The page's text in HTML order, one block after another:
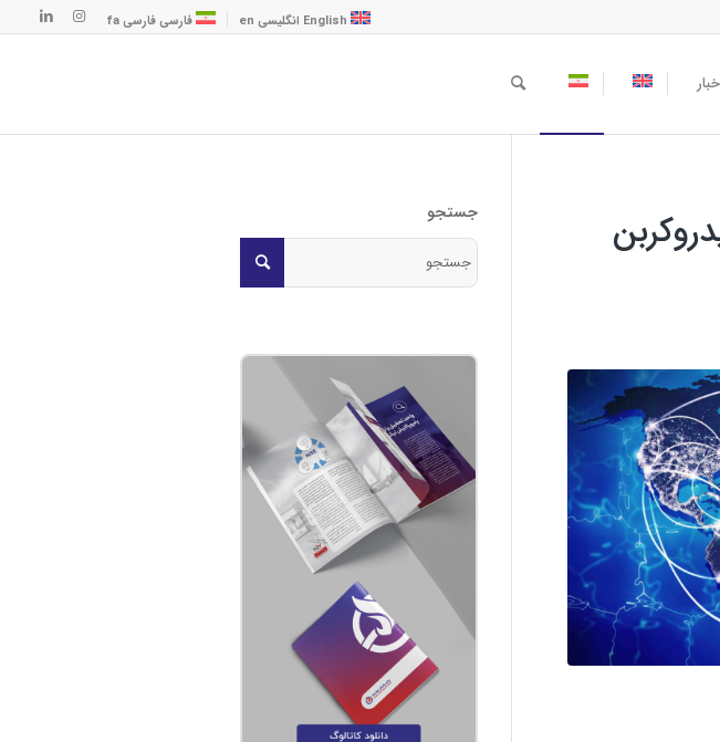
English انگلیسی en فارسیفارسیfa
جستجو